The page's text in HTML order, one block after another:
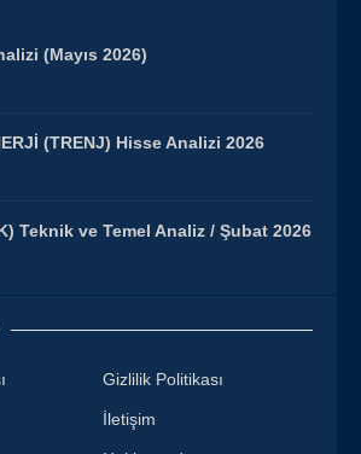
Gizlilik Politikası
İletişim
(Mayıs 2026)
(TRENJ) Hisse Analizi 2026
Teknik ve Temel Analiz / Şubat 2026